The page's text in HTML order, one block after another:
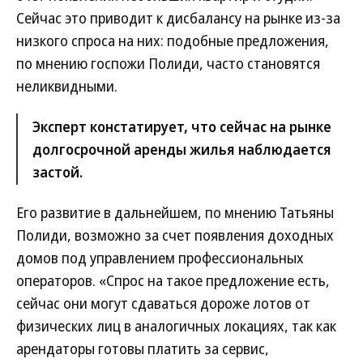
Сейчас это приводит к дисбалансу на рынке из-за
низкого спроса на них: подобные предложения,
по мнению госпожи Полиди, часто становятся
неликвидными.
Эксперт констатирует, что сейчас на рынке
долгосрочной аренды жилья наблюдается
застой.
Его развитие в дальнейшем, по мнению Татьяны
Полиди, возможно за счет появления доходных
домов под управлением профессиональных
операторов. «Спрос на такое предложение есть,
сейчас они могут сдаваться дороже лотов от
физических лиц в аналогичных локациях, так как
арендаторы готовы платить за сервис,